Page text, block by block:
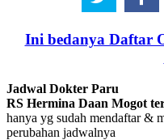
Ini bedanya Daftar
Jadwal Dokter Paru
RS Hermina Daan Mogot
hanya yg sudah mendaftar &
perubahan jadwalnya